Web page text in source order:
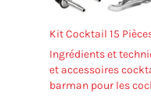
Kit Cocktail 15
Ingrédients et
et accessoires
barman pour les